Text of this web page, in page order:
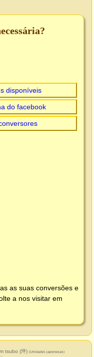
disponíveis
do facebook
as suas conversões e
a nos visitar em
tsubo (坪) (Unidades japonesas)